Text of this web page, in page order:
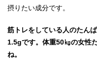
摂りたい成分です。
筋トレをしている人のたん
1.5gです。体重50㎏の女性
ね。